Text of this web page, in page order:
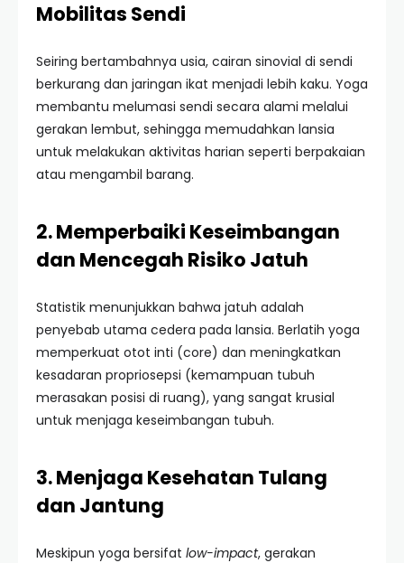
Mobilitas Sendi
Seiring bertambahnya usia, cairan sinovial di sendi
berkurang dan jaringan ikat menjadi lebih kaku. Yoga
membantu melumasi sendi secara alami melalui
gerakan lembut, sehingga memudahkan lansia
untuk melakukan aktivitas harian seperti berpakaian
atau mengambil barang.
2. Memperbaiki Keseimbangan
dan Mencegah Risiko Jatuh
Statistik menunjukkan bahwa jatuh adalah
penyebab utama cedera pada lansia. Berlatih yoga
memperkuat otot inti (core) dan meningkatkan
kesadaran propriosepsi (kemampuan tubuh
merasakan posisi di ruang), yang sangat krusial
untuk menjaga keseimbangan tubuh.
3. Menjaga Kesehatan Tulang
dan Jantung
Meskipun yoga bersifat low-impact, gerakan